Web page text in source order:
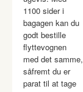
1100 sider i
bagagen kan du
godt bestille
flyttevognen
med det samme,
såfremt du er
parat til at tage